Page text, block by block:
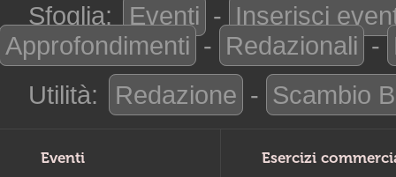
Sfoglia: Eventi - Inserisci
Approfondimenti - Redazionali -
Utilità:
Redazione - Scambio
Eventi Esercizi